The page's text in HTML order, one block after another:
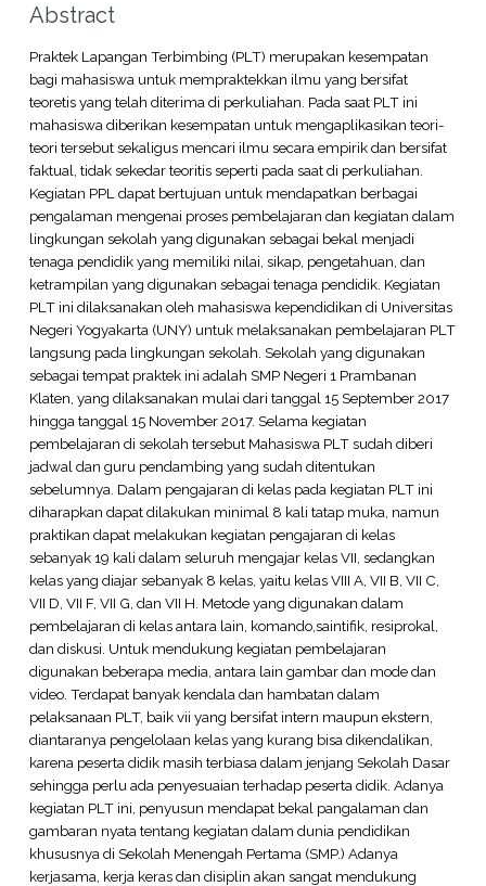
Abstract
Praktek Lapangan Terbimbing (PLT) merupakan kesempatan
bagi mahasiswa untuk mempraktekkan ilmu yang bersifat
teoretis yang telah diterima di perkuliahan. Pada saat PLT ini
mahasiswa diberikan kesempatan untuk mengaplikasikan teori-
teori tersebut sekaligus mencari ilmu secara empirik dan bersifat
faktual, tidak sekedar teoritis seperti pada saat di perkuliahan.
Kegiatan PPL dapat bertujuan untuk mendapatkan berbagai
pengalaman mengenai proses pembelajaran dan kegiatan dalam
lingkungan sekolah yang digunakan sebagai bekal menjadi
tenaga pendidik yang memiliki nilai, sikap, pengetahuan, dan
ketrampilan yang digunakan sebagai tenaga pendidik. Kegiatan
PLT ini dilaksanakan oleh mahasiswa kependidikan di Universitas
Negeri Yogyakarta (UNY) untuk melaksanakan pembelajaran PLT
langsung pada lingkungan sekolah. Sekolah yang digunakan
sebagai tempat praktek ini adalah SMP Negeri 1 Prambanan
Klaten, yang dilaksanakan mulai dari tanggal 15 September 2017
hingga tanggal 15 November 2017. Selama kegiatan
pembelajaran di sekolah tersebut Mahasiswa PLT sudah diberi
jadwal dan guru pendambing yang sudah ditentukan
sebelumnya. Dalam pengajaran di kelas pada kegiatan PLT ini
diharapkan dapat dilakukan minimal 8 kali tatap muka, namun
praktikan dapat melakukan kegiatan pengajaran di kelas
sebanyak 19 kali dalam seluruh mengajar kelas VII, sedangkan
kelas yang diajar sebanyak 8 kelas, yaitu kelas VIII A, VII B, VII C,
VII D, VII F, VII G, dan VII H. Metode yang digunakan dalam
pembelajaran di kelas antara lain, komando,saintifik, resiprokal,
dan diskusi. Untuk mendukung kegiatan pembelajaran
digunakan beberapa media, antara lain gambar dan mode dan
video. Terdapat banyak kendala dan hambatan dalam
pelaksanaan PLT, baik vii yang bersifat intern maupun ekstern,
diantaranya pengelolaan kelas yang kurang bisa dikendalikan,
karena peserta didik masih terbiasa dalam jenjang Sekolah Dasar
sehingga perlu ada penyesuaian terhadap peserta didik. Adanya
kegiatan PLT ini, penyusun mendapat bekal pangalaman dan
gambaran nyata tentang kegiatan dalam dunia pendidikan
khususnya di Sekolah Menengah Pertama (SMP.) Adanya
kerjasama, kerja keras dan disiplin akan sangat mendukung